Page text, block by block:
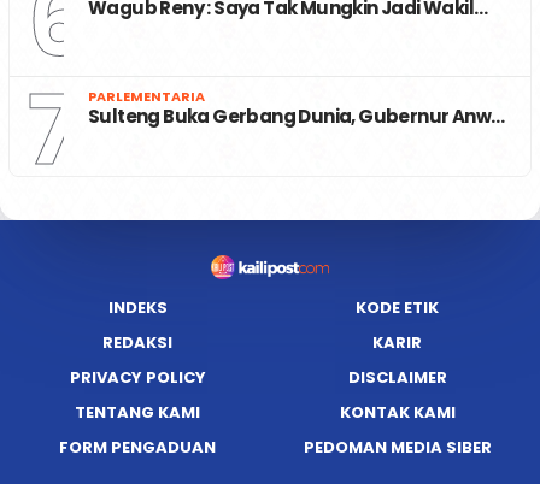
Wagub Reny : Saya Tak Mungkin Jadi Wakil…
7 PARLEMENTARIA
Sulteng Buka Gerbang Dunia, Gubernur Anw…
INDEKS
KODE ETIK
REDAKSI
KARIR
PRIVACY POLICY
DISCLAIMER
TENTANG KAMI
KONTAK KAMI
FORM PENGADUAN
PEDOMAN MEDIA SIBER